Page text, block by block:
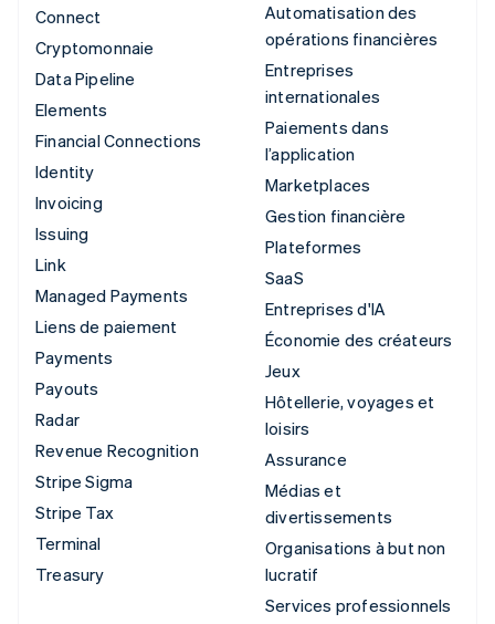
Connect
Cryptomonnaie
Data Pipeline
Elements
Financial Connections
Identity
Invoicing
Issuing
Link
Managed Payments
Liens de paiement
Payments
Payouts
Radar
Revenue Recognition
Stripe Sigma
Stripe Tax
Terminal
Treasury
Automatisation des
opérations financières
Entreprises
internationales
Paiements dans
l’application
Marketplaces
Gestion financière
Plateformes
SaaS
Entreprises d'IA
Économie des créateurs
Jeux
Hôtellerie, voyages et
loisirs
Assurance
Médias et
divertissements
Organisations à but non
lucratif
Services professionnels